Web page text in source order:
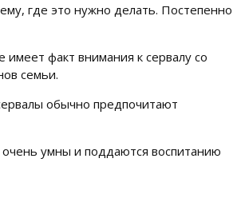
где это нужно делать. Постепенно
имеет факт внимания к сервалу со
семьи.
обычно предпочитают
умны и поддаются воспитанию